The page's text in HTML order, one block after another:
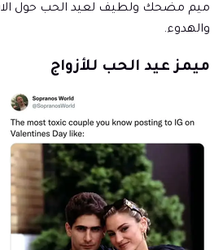
ميم مضحك ولطيف لعيد الحب حول
والهدوء.
ميمز عيد الحب للأزواج